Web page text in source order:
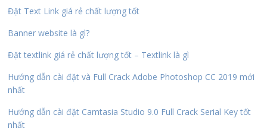
Đặt Text Link giá rẻ chất lượng tốt
Banner website là gì?
Đặt textlink giá rẻ chất lượng tốt – Textlink là gì
Hướng dẫn cài đặt và Full Crack Adobe Photoshop CC 2019 mới
nhất
Hướng dẫn cài đặt Camtasia Studio 9.0 Full Crack Serial Key tốt
nhất